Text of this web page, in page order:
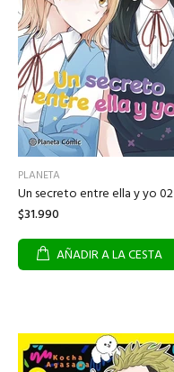
PLANETA
Un secreto entre ella y yo 02
$31.990
AÑADIR A LA CESTA